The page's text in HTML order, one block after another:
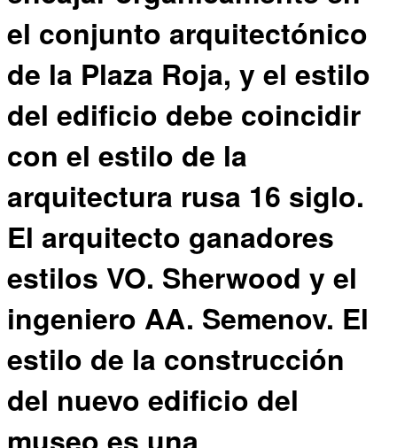
el conjunto arquitectónico
de la Plaza Roja, y el estilo
del edificio debe coincidir
con el estilo de la
arquitectura rusa 16 siglo.
El arquitecto ganadores
estilos VO. Sherwood y el
ingeniero AA. Semenov. El
estilo de la construcción
del nuevo edificio del